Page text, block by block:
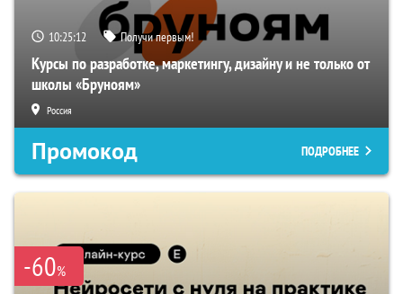
10:25:11 Получи первым!
Курсы по разработке, маркетингу, дизайну и не только от
школы «Бруноям»
Россия
Промокод ПОДРОБНЕЕ
-60%